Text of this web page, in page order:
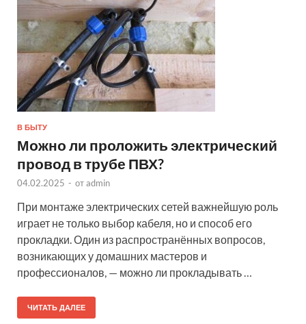
В БЫТУ
Можно ли проложить электрический
провод в трубе ПВХ?
04.02.2025 - отadmin
При монтаже электрических сетей важнейшую роль
играет не только выбор кабеля, но и способ его
прокладки. Один из распространённых вопросов,
возникающих у домашних мастеров и
профессионалов, — можно ли прокладывать …
ЧИТАТЬ ДАЛЕЕ